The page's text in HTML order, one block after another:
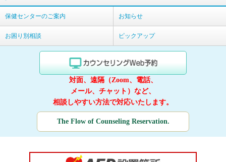
保健センターのご案内 お知らせ
お困り別相談 ピックアップ
対面、遠隔（Zoom、電話、
メール、チャット）など、
相談しやすい方法で対応いたします。
The Flow of Counseling Reservation.